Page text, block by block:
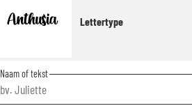
Lettertype
Naam of tekst